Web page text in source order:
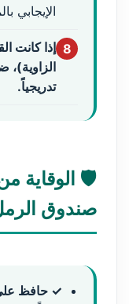
الإيجابي
8 إذا كانت
الزاوية)،
تدريجياً.
🛡️ الوقاية
صندوق
✓ حافظ